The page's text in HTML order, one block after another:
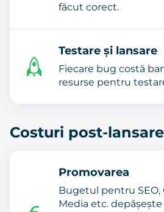
făcut corect.
Testare și lansare
Fiecare bug costă
resurse pentru
Costuri post-lansare
Promovarea
Bugetul pentru SEO,
Media etc.